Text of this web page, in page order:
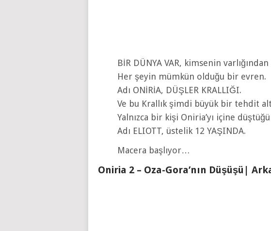
BİR DÜNYA VAR, kimsenin
Her şeyin mümkün olduğu bir evren.
Adı ONİRİA, DÜŞLER KRALLIĞI.
Ve bu Krallık şimdi büyük bir tehdit
Yalnızca bir kişi Oniria’yı içine
Adı ELIOTT, üstelik 12 YAŞINDA.
Macera başlıyor…
Oniria 2 – Oza-Gora’nın Düşüşü|